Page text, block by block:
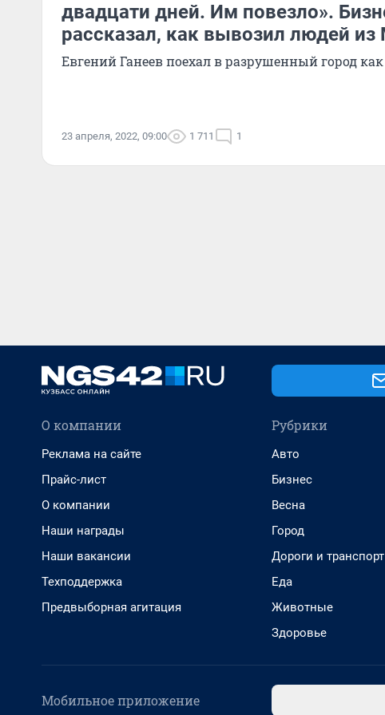
двадцати дней. Им повезло».
рассказал, как вывозил людей из
Евгений Ганеев поехал в разрушенный город
23 апреля, 2022, 09:00 1 711 1
О компании
Реклама на сайте
Прайс-лист
О компании
Наши награды
Наши вакансии
Техподдержка
Предвыборная агитация
Рубрики
Авто
Бизнес
Весна
Город
Дороги и транспорт
Еда
Животные
Здоровье
Мобильное приложение